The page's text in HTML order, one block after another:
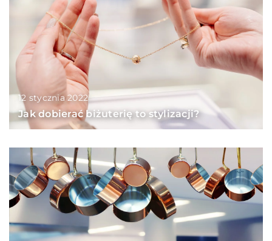
12 stycznia 2022
Jak dobierać biżuterię to stylizacji?